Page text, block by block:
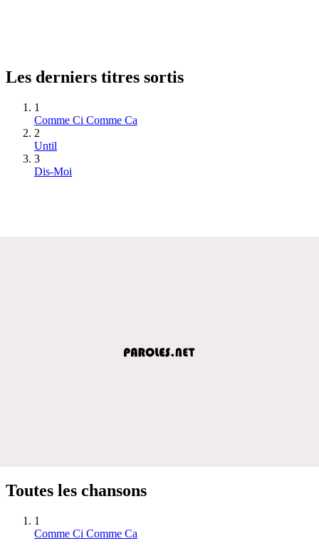
Les derniers titres sortis
1
Comme Ci Comme Ca
2
Until
3
Dis-Moi
Toutes les chansons
1
Comme Ci Comme Ca